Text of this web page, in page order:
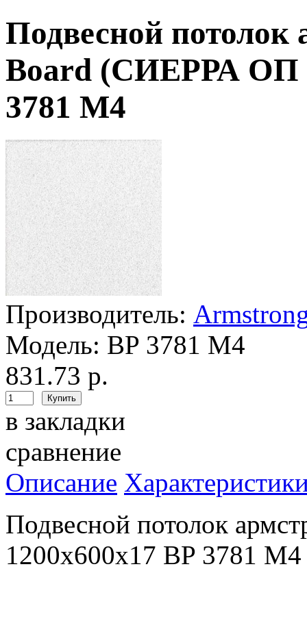
Подвесной потолок
Board (СИЕРРА ОП
3781 M4
Производитель:
Модель: BP 3781 M4
831.73 р.
в закладки
сравнение
Описание
Подвесной потолок
1200x600x17 BP 3781 M4